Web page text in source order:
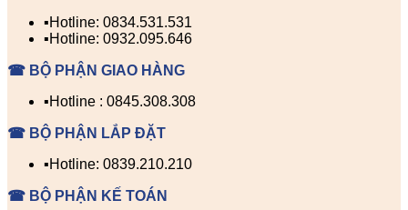
▪️Hotline: 0834.531.531
▪️Hotline: 0932.095.646
☎ BỘ PHẬN GIAO HÀNG
▪️Hotline : 0845.308.308
☎ BỘ PHẬN LẮP ĐẶT
▪️Hotline: 0839.210.210
☎ BỘ PHẬN KẾ TOÁN